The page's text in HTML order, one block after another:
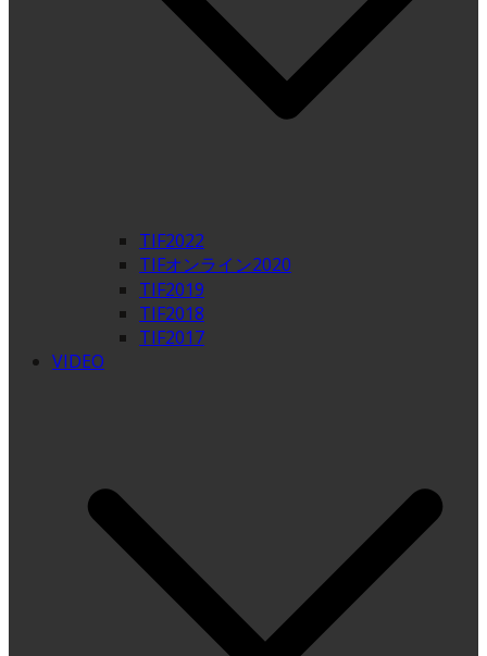
TIF2022
TIFオンライン2020
TIF2019
TIF2018
TIF2017
VIDEO